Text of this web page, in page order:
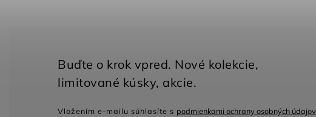
Vložením e-mailu súhlasíte s podmienkami ochrany osobných údajov